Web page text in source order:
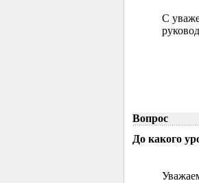
С
Вопрос
До какого